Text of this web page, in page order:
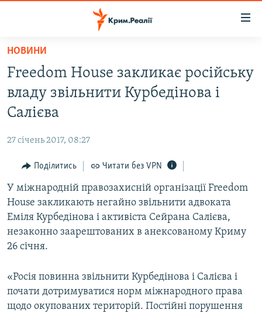
Перейти
основного
матеріалу
Перейти
до
основної
Перейти
пошуку
НОВИНИ
ВІДЕО ТА ФОТО
БЛОГИ
ПОГЛЯД
ІНТЕРВ'Ю
ВСЕ ЗА ДЕНЬ
СПЕЦПРОЕКТИ
ДЕПОРТАЦІЯ
ВІДЕОУРОКИ «ELIFBE»
СВІДЧЕННЯ ОКУПАЦІЇ
ЯК ОБІЙТИ БЛОКУВАННЯ
Русский
Qırımtatar
НОВИНИ
Freedom House закликає російську
владу звільнити Курбедінова і
Салієва
27 січень 2017, 08:27
Поділитись Читати без VPN
У міжнародній правозахисній організації Freedom
House закликають негайно звільнити адвоката
Еміля Курбедінова і активіста Сейрана Салієва,
незаконно заарештованих в анексованому Криму
26 січня.
«Росія повинна звільнити Курбедінова і Салієва і
почати дотримуватися норм міжнародного права
щодо окупованих територій. Постійні порушення